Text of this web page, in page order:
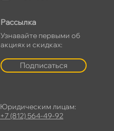
Рассылка
Узнавайте первыми о
акциях и скидках:
Подписаться
Юридическим лицам:
+7 (812) 564-49-92